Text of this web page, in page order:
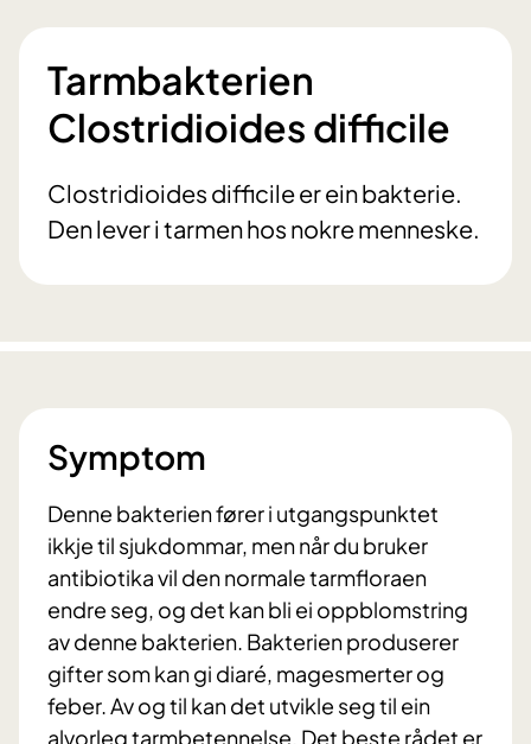
Tarmbakterien
Clostridioides difficile
Clostridioides difficile er ein bakterie.
Den lever i tarmen hos nokre menneske.
Symptom
Denne bakterien fører i utgangspunktet
ikkje til sjukdommar, men når du bruker
antibiotika vil den normale tarmfloraen
endre seg, og det kan bli ei oppblomstring
av denne bakterien. Bakterien produserer
gifter som kan gi diaré, magesmerter og
feber. Av og til kan det utvikle seg til ein
alvorleg tarmbetennelse. Det beste rådet er